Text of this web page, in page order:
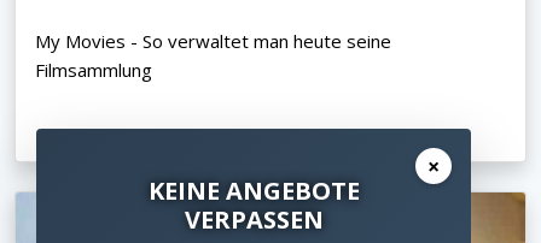
My Movies - So verwaltet man heute seine
Filmsammlung
×
KEINE ANGEBOTE
VERPASSEN